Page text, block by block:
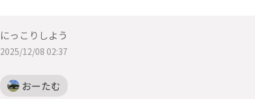
にっこりしよう
2025/12/08 02:37
おーたむ